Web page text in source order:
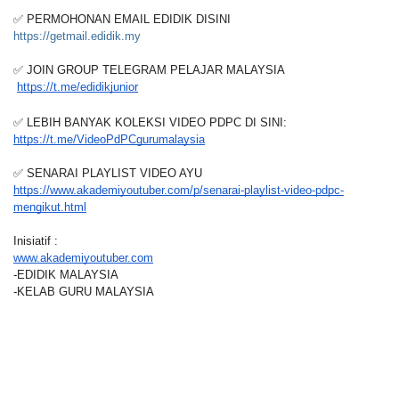
✅ PERMOHONAN EMAIL EDIDIK DISINI
https://getmail.edidik.my
✅ JOIN GROUP TELEGRAM PELAJAR MALAYSIA
https://t.me/edidikjunior
✅ LEBIH BANYAK KOLEKSI VIDEO PDPC DI SINI:
https://t.me/VideoPdPCgurumalaysia
✅ SENARAI PLAYLIST VIDEO AYU
https://www.akademiyoutuber.com/p/senarai-playlist-video-pdpc-
mengikut.html
Inisiatif :
www.akademiyoutuber.com
-EDIDIK MALAYSIA
-KELAB GURU MALAYSIA